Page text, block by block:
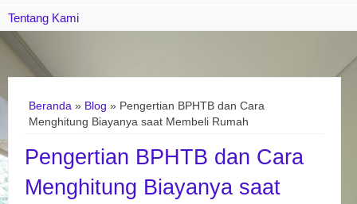
Tentang Kami
Beranda » Blog » Pengertian BPHTB dan Cara
Menghitung Biayanya saat Membeli Rumah
Pengertian BPHTB dan Cara
Menghitung Biayanya saat